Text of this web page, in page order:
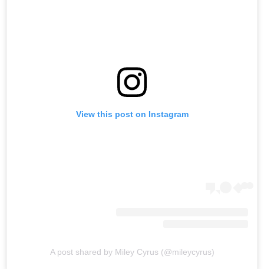
View this post on Instagram
A post shared by Miley Cyrus (@mileycyrus)